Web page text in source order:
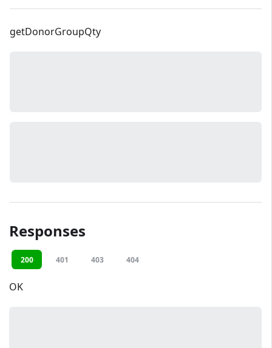
getDonorGroupQty
Responses
200 401 403 404
OK